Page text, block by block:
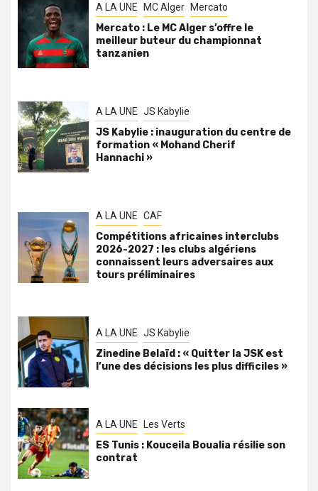
A LA UNE MC Alger Mercato
Mercato : Le MC Alger s’offre le
meilleur buteur du championnat
tanzanien
A LA UNE JS Kabylie
JS Kabylie : inauguration du centre de
formation « Mohand Cherif
Hannachi »
A LA UNE CAF
Compétitions africaines interclubs
2026-2027 : les clubs algériens
connaissent leurs adversaires aux
tours préliminaires
A LA UNE JS Kabylie
Zinedine Belaïd : « Quitter la JSK est
l’une des décisions les plus difficiles »
A LA UNE Les Verts
ES Tunis : Kouceila Boualia résilie son
contrat